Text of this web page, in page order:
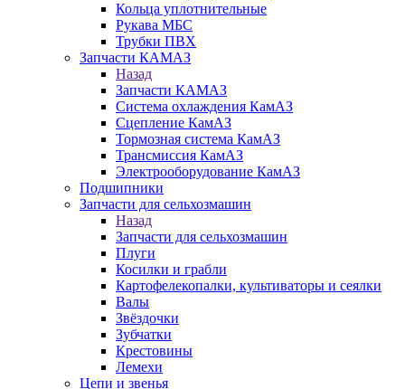
Кольца уплотнительные
Рукава МБС
Трубки ПВХ
Запчасти КАМАЗ
Назад
Запчасти КАМАЗ
Система охлаждения КамАЗ
Сцепление КамАЗ
Тормозная система КамАЗ
Трансмиссия КамАЗ
Электрооборудование КамАЗ
Подшипники
Запчасти для сельхозмашин
Назад
Запчасти для сельхозмашин
Плуги
Косилки и грабли
Картофелекопалки, культиваторы и сеялки
Валы
Звёздочки
Зубчатки
Крестовины
Лемехи
Цепи и звенья